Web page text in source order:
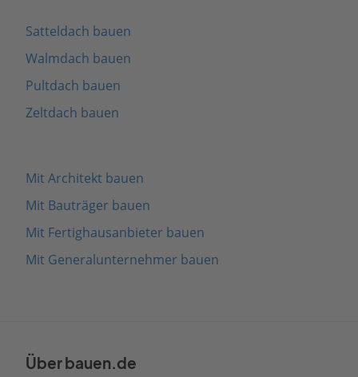
Satteldach bauen
Walmdach bauen
Pultdach bauen
Zeltdach bauen
Mit Architekt bauen
Mit Bauträger bauen
Mit Fertighausanbieter bauen
Mit Generalunternehmer bauen
Über bauen.de